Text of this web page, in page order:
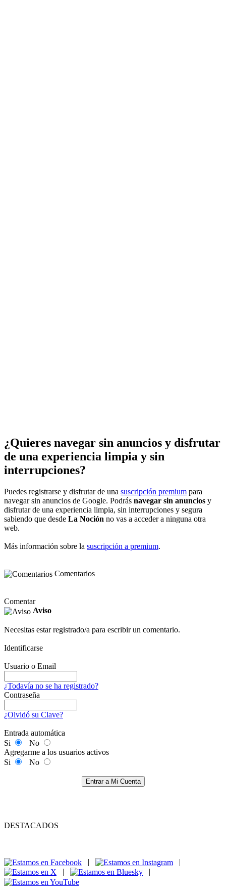
¿Quieres navegar sin anuncios y disfrutar
de una experiencia limpia y sin
interrupciones?
Puedes registrarse y disfrutar de una suscripción premium para
navegar sin anuncios de Google. Podrás navegar sin anuncios y
disfrutar de una experiencia limpia, sin interrupciones y segura
sabiendo que desde La Noción no vas a acceder a ninguna otra
web.
Más información sobre la suscripción a premium.
Comentarios
Comentar
Aviso
Necesitas estar registrado/a para escribir un comentario.
Identificarse
Usuario o Email
¿Todavía no se ha registrado?
Contraseña
¿Olvidó su Clave?
Entrada automática
Si
No
Agregarme a los usuarios activos
Si
No
Entrar a Mi Cuenta
DESTACADOS
|
|
|
|